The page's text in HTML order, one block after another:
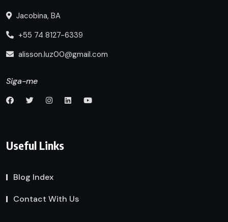
Jacobina, BA
+55 74 8127-6339
alisson.luz00@gmail.com
Siga-me
Useful Links
Blog Index
Contact With Us